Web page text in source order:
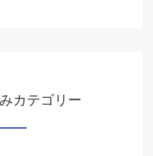
カテゴリー